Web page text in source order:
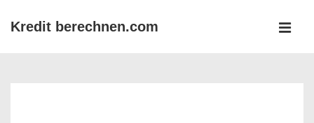
ZumKredit berechnen.com